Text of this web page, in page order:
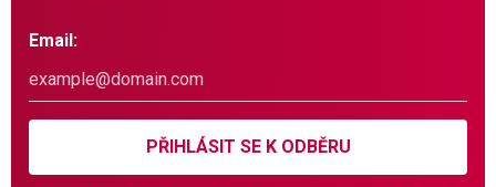
Email:
PŘIHLÁSIT SE K ODBĚRU